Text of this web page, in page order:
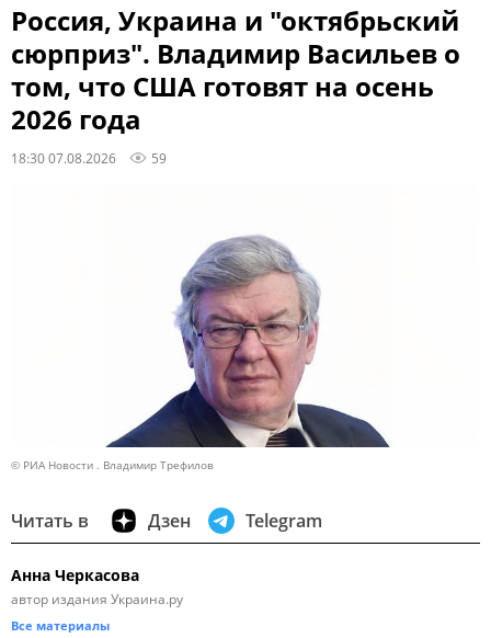
Россия, Украина и "октябрьский
сюрприз". Владимир Васильев о
том, что США готовят на осень
2026 года
18:30 07.08.2026 59
© РИА Новости . Владимир Трефилов
Читать в Дзен Telegram
Анна Черкасова
автор издания Украина.ру
Все материалы